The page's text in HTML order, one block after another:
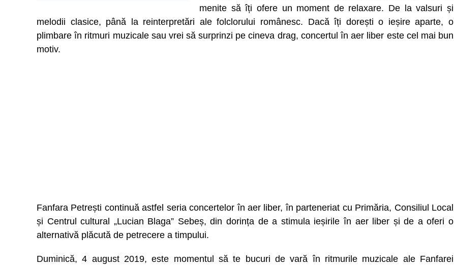
menite să îți ofere un moment de relaxare. De la valsuri și
melodii clasice, până la reinterpretări ale folclorului românesc. Dacă îți dorești o ieșire aparte, o
plimbare în ritmuri muzicale sau vrei să surprinzi pe cineva drag, concertul în aer liber este cel mai bun
motiv.
Fanfara Petrești continuă astfel seria concertelor în aer liber, în parteneriat cu Primăria, Consiliul Local
și Centrul cultural „Lucian Blaga” Sebeș, din dorința de a stimula ieșirile în aer liber și de a oferi o
alternativă plăcută de petrecere a timpului.
Duminică, 4 august 2019, este momentul să te bucuri de vară în ritmurile muzicale ale Fanfarei